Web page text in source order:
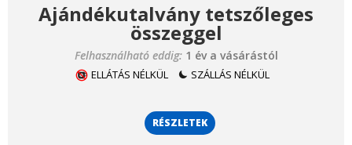
RÉSZLETEK
Ajándékutalvány tetszőleges
összeggel
Felhasználható eddig: 1 év a vásárástól
ELLÁTÁS NÉLKÜL SZÁLLÁS NÉLKÜL